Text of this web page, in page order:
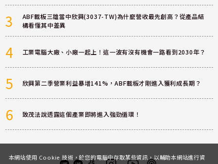
3
ABF載板三雄當中欣興(3037-TW)為什麼營收最先創高？從產品結
構看懂其中差異
4 工業電腦大廠、小廠一起上！這一波有沒有機會一路看到2030年？
5 欣興第二季營業利益暴增141%，ABF載板才剛進入獲利成長期？
6 致茂法說透露這個產業即將進入強勁循環！
本網站使用 Cookie 技術，於您的電腦中存取某些資訊，以輔助本網站進行資